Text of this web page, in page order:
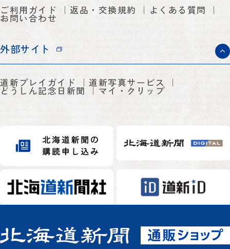
ご利用ガイド 返品・交換規約 よくある質問
お問い合わせ
外部サイト
道新プレイガイド 道新写真サービス
どうしん記念日新聞 マイ・クリップ